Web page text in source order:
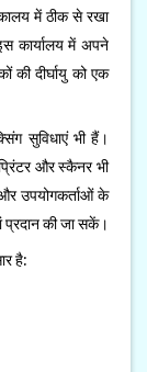
में ठीक से रखा
कार्यालय में अपने
की दीर्घायु को एक
सुविधाएं भी हैं।
और स्कैनर भी
और उपयोगकर्ताओं के
प्रदान की जा सकें।
है: